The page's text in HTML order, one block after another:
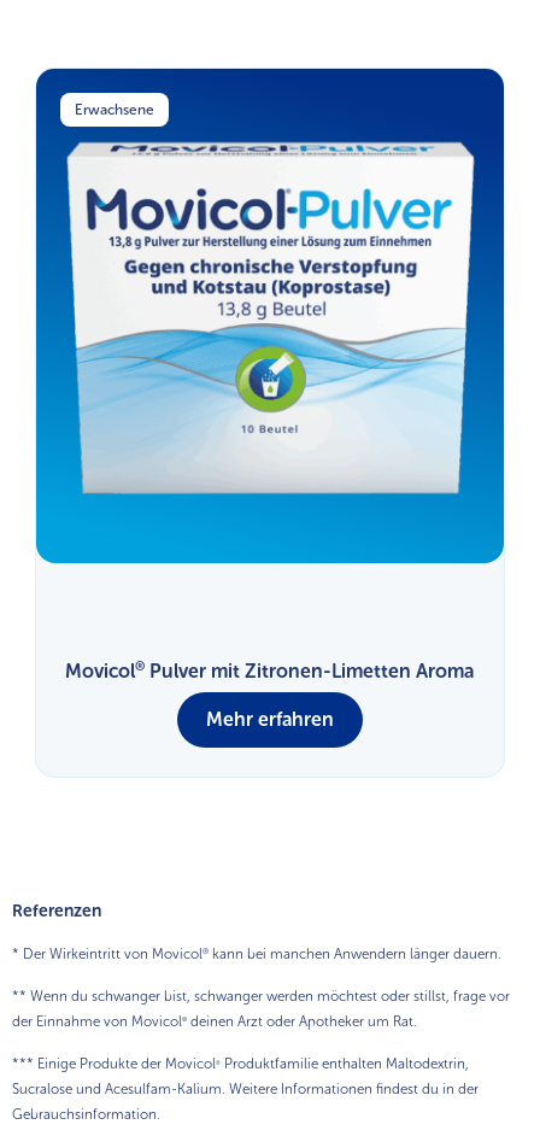
Erwachsene
Movicol® Pulver mit Zitronen-Limetten Aroma
Mehr erfahren
Referenzen
* Der Wirkeintritt von Movicol® kann bei manchen Anwendern länger dauern.
** Wenn du schwanger bist, schwanger werden möchtest oder stillst, frage vor
der Einnahme von Movicol® deinen Arzt oder Apotheker um Rat.
*** Einige Produkte der Movicol®
Produktfamilie enthalten Maltodextrin,
Sucralose und Acesulfam-Kalium. Weitere Informationen findest du in der
Gebrauchsinformation.